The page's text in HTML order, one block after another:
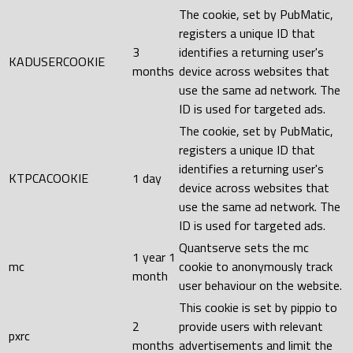
KADUSERCOOKIE
3
months
The cookie, set by PubMatic,
registers a unique ID that
identifies a returning user's
device across websites that
use the same ad network. The
ID is used for targeted ads.
KTPCACOOKIE 1 day
The cookie, set by PubMatic,
registers a unique ID that
identifies a returning user's
device across websites that
use the same ad network. The
ID is used for targeted ads.
mc
1 year 1
month
Quantserve sets the mc
cookie to anonymously track
user behaviour on the website.
pxrc
2
months
This cookie is set by pippio to
provide users with relevant
advertisements and limit the